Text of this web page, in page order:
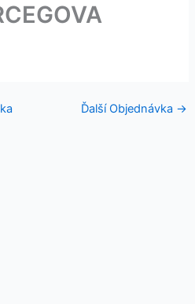
Ďalší Objednávka →